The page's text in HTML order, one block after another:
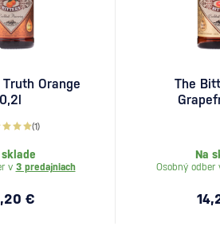
Orange
0,2l
(1)
sklade
v 3 predajniach
€
The
Na
Osobný odber